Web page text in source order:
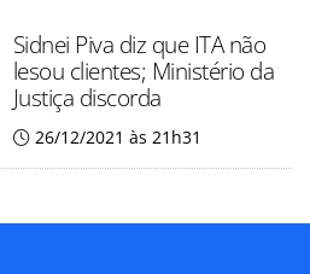
Sidnei Piva diz que ITA não
lesou clientes; Ministério da
Justiça discorda
26/12/2021 às 21h31